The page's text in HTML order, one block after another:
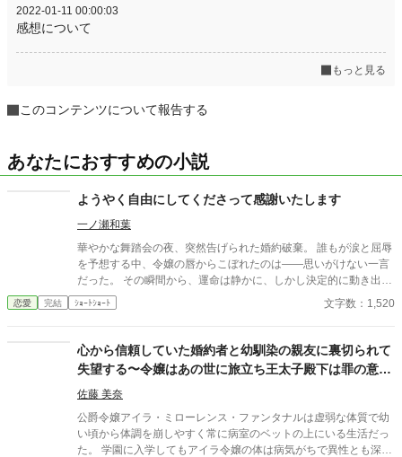
2022-01-11 00:00:03
感想について
もっと見る
このコンテンツについて報告する
あなたにおすすめの小説
ようやく自由にしてくださって感謝いたします
一ノ瀬和葉
華やかな舞踏会の夜、突然告げられた婚約破棄。 誰もが涙と屈辱
を予想する中、令嬢の唇からこぼれたのは――思いがけない一言
だった。 その瞬間から、運命は静かに、しかし決定的に動き出
す。 ※ご都合です、小説家になろう様でも投稿しています。
恋愛 完結 ｼｮｰﾄｼｮｰﾄ 文字数：1,520
心から信頼していた婚約者と幼馴染の親友に裏切られて
失望する〜令嬢はあの世に旅立ち王太子殿下は罪の意識
に悩まされる
佐藤 美奈
公爵令嬢アイラ・ミローレンス・ファンタナルは虚弱な体質で幼
い頃から体調を崩しやすく常に病室のベットの上にいる生活だっ
た。 学園に入学してもアイラ令嬢の体は病気がちで異性とも深く